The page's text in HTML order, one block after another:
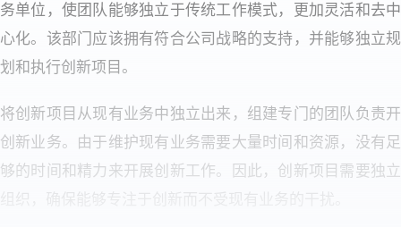
务单位，使团队能够独立于传统工作模式，更加灵活和去中
心化。该部门应该拥有符合公司战略的支持，并能够独立规
划和执行创新项目。
将创新项目从现有业务中独立出来，组建专门的团队负责开
创新业务。由于维护现有业务需要大量时间和资源，没有足
够的时间和精力来开展创新工作。因此，创新项目需要独立